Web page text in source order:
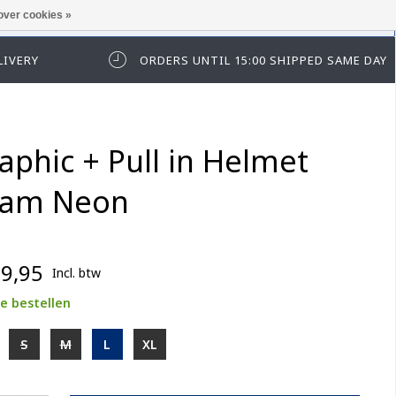
in te loggen of te registeren.
ORDERS UNTIL 15:00 SHIPPED SAME DAY
+ Pull in Helmet
Neon
Incl. btw
bestellen
S M L XL
cookies »